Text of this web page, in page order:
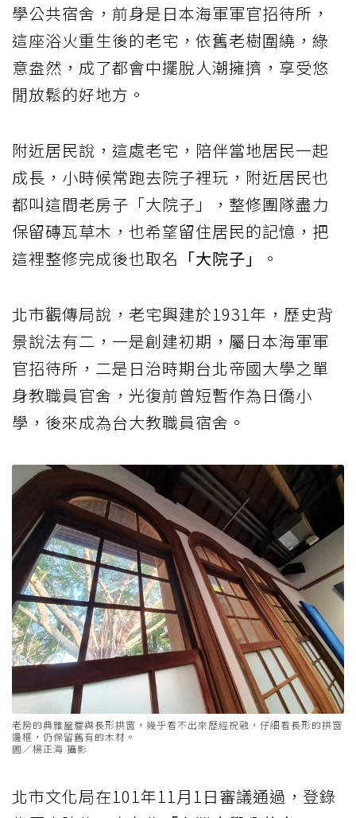
學公共宿舍，前身是日本海軍軍官招待所，
這座浴火重生後的老宅，依舊老樹圍繞，綠
意盎然，成了都會中擺脫人潮擁擠，享受悠
閒放鬆的好地方。
附近居民說，這處老宅，陪伴當地居民一起
成長，小時候常跑去院子裡玩，附近居民也
都叫這間老房子「大院子」，整修團隊盡力
保留磚瓦草木，也希望留住居民的記憶，把
這裡整修完成後也取名 「大院子」 。
北市觀傳局說，老宅興建於1931年，歷史背
景說法有二，一是創建初期，屬日本海軍軍
官招待所，二是日治時期台北帝國大學之單
身教職員官舍，光復前曾短暫作為日僑小
學，後來成為台大教職員宿舍。
老房的典雅屋簷與長形拱窗，幾乎看不出來歷經祝融，仔細看長形的拱窗
邊框，仍保留舊有的木材。
圖／楊正海 攝影
北市文化局在101年11月1日審議通過，登錄